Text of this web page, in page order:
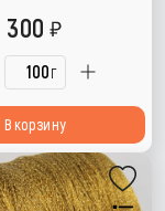
г
300
В корзину